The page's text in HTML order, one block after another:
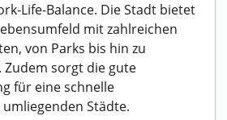
Life-Balance. Die Stadt bietet
mit zahlreichen
von Parks bis hin zu
Zudem sorgt die gute
für eine schnelle
Städte.